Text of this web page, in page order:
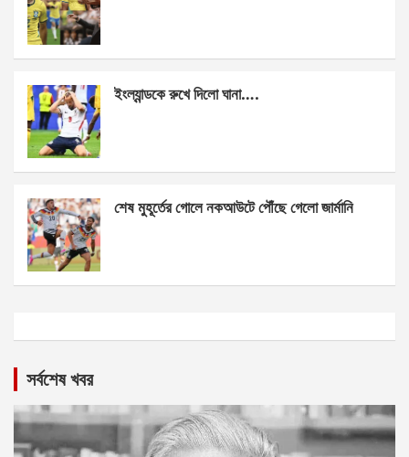
ইংল্যান্ডকে রুখে দিলো ঘানা….
শেষ মুহূর্তের গোলে নকআউটে পৌঁছে গেলো জার্মানি
সর্বশেষ খবর